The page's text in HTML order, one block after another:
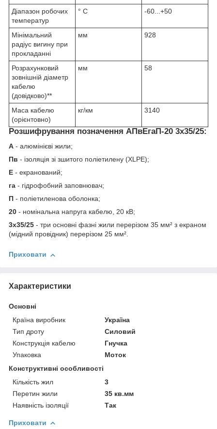
Діапазон робочих
температур
° С -60...+50
Мінімальний
радіус вигину при
прокладанні
мм 928
Розрахунковий
зовнішній діаметр
кабелю
(довідково)**
мм 58
Маса кабелю
(орієнтовно)
кг/км 3140
Розшифрування позначення АПвЕгаП‑20 3х35/25:
А - алюмінієві жили;
Пв - ізоляція зі зшитого поліетилену (XLPE);
Е - екранований;
га - гідрофобний заповнювач;
П - поліетиленова оболонка;
20 - номінальна напруга кабелю, 20 кВ;
3х35/25 - три основні фазні жили перерізом 35 мм² з екраном
(мідний провідник) перерізом 25 мм².
Приховати
Характеристики
Основні
Країна виробник
Україна
Тип дроту
Силовий
Конструкція кабелю
Гнучка
Упаковка
Моток
Конструктивні особливості
Кількість жил
3
Перетин жили
35 кв.мм
Наявність ізоляції
Так
Приховати